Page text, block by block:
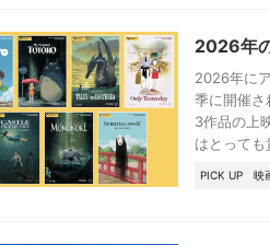
2026年
2026年に
季に開催
3作品の上
はとっても
PICK UP 映